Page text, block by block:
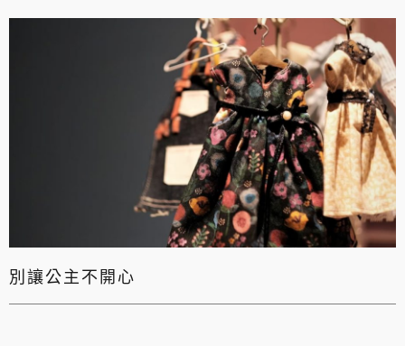
別讓公主不開心